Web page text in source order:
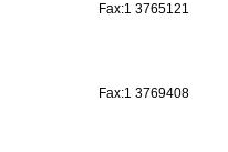
Fax:1 3765121
Fax:1 3769408